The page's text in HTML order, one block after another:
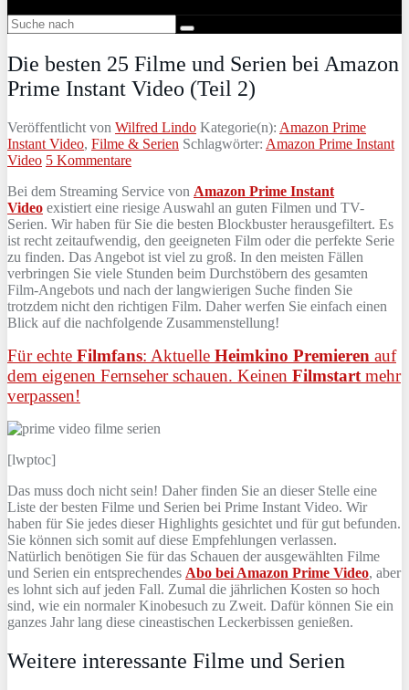
Die besten 25 Filme und Serien bei Amazon
Prime Instant Video (Teil 2)
Veröffentlicht von Wilfred Lindo Kategorie(n): Amazon Prime
Instant Video, Filme & Serien Schlagwörter: Amazon Prime Instant
Video 5 Kommentare
Bei dem Streaming Service von Amazon Prime Instant
Video existiert eine riesige Auswahl an guten Filmen und TV-
Serien. Wir haben für Sie die besten Blockbuster herausgefiltert. Es
ist recht zeitaufwendig, den geeigneten Film oder die perfekte Serie
zu finden. Das Angebot ist viel zu groß. In den meisten Fällen
verbringen Sie viele Stunden beim Durchstöbern des gesamten
Film-Angebots und nach der langwierigen Suche finden Sie
trotzdem nicht den richtigen Film. Daher werfen Sie einfach einen
Blick auf die nachfolgende Zusammenstellung!
Für echte Filmfans: Aktuelle Heimkino Premieren auf
dem eigenen Fernseher schauen. Keinen Filmstart mehr
verpassen!
[lwptoc]
Das muss doch nicht sein! Daher finden Sie an dieser Stelle eine
Liste der besten Filme und Serien bei Prime Instant Video. Wir
haben für Sie jedes dieser Highlights gesichtet und für gut befunden.
Sie können sich somit auf diese Empfehlungen verlassen.
Natürlich benötigen Sie für das Schauen der ausgewählten Filme
und Serien ein entsprechendes Abo bei Amazon Prime Video, aber
es lohnt sich auf jeden Fall. Zumal die jährlichen Kosten so hoch
sind, wie ein normaler Kinobesuch zu Zweit. Dafür können Sie ein
ganzes Jahr lang diese cineastischen Leckerbissen genießen.
Weitere interessante Filme und Serien